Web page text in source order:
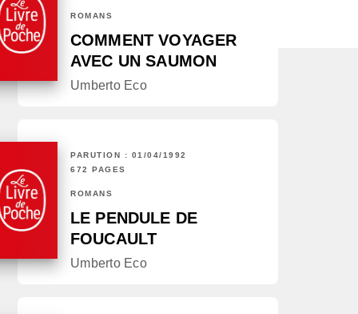
ROMANS
COMMENT VOYAGER
AVEC UN SAUMON
Umberto Eco
PARUTION : 01/04/1992
672 PAGES
ROMANS
LE PENDULE DE
FOUCAULT
Umberto Eco